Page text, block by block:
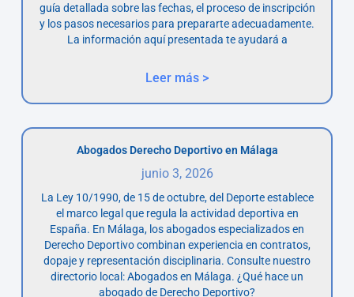
guía detallada sobre las fechas, el proceso de inscripción
y los pasos necesarios para prepararte adecuadamente.
La información aquí presentada te ayudará a
Leer más >
Abogados Derecho Deportivo en Málaga
junio 3, 2026
La Ley 10/1990, de 15 de octubre, del Deporte establece
el marco legal que regula la actividad deportiva en
España. En Málaga, los abogados especializados en
Derecho Deportivo combinan experiencia en contratos,
dopaje y representación disciplinaria. Consulte nuestro
directorio local: Abogados en Málaga. ¿Qué hace un
abogado de Derecho Deportivo?